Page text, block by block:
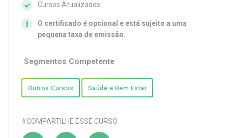
Cursos Atualizados
O certificado é opcional e está sujeito a uma
pequena taxa de emissão.
Segmentos Competente
Outros Cursos Saúde e Bem Estar
#COMPARTILHE ESSE CURSO